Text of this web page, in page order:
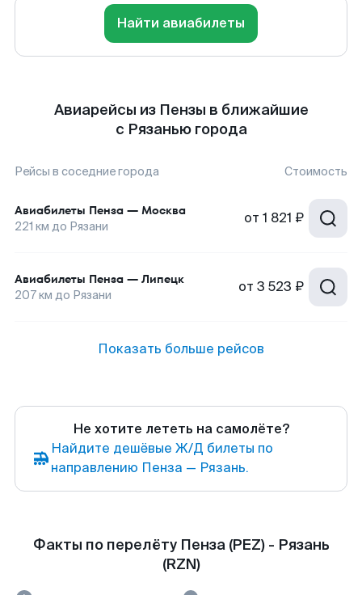
Найти авиабилеты
Авиарейсы из Пензы в ближайшие
с Рязанью города
Рейсы в соседние города Стоимость
Авиабилеты Пенза — Москва
221 км до Рязани от 1 821 ₽
Авиабилеты Пенза — Липецк
207км до Рязани от 3 523 ₽
Показать больше рейсов
Не хотите лететь на самолёте?
Найдите дешёвые Ж/Д билеты по
направлению Пенза — Рязань.
Факты по перелёту Пенза (PEZ) - Рязань
(RZN)